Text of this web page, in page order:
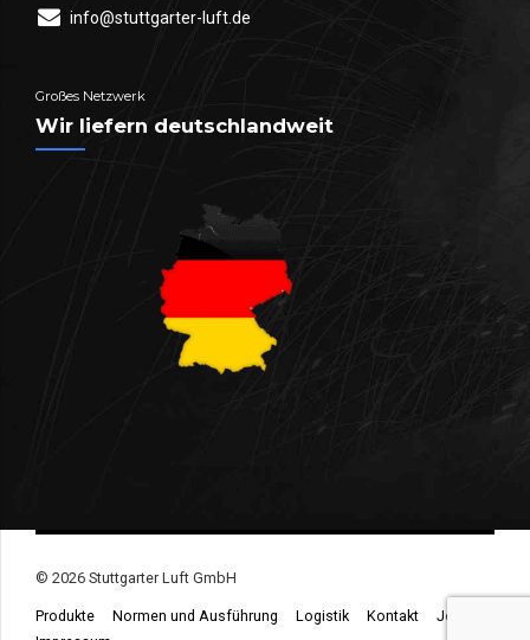
info@stuttgarter-luft.de
Großes Netzwerk
Wir liefern deutschlandweit
© 2026 Stuttgarter Luft GmbH
Produkte Normen und Ausführung Logistik Kontakt
Jobs